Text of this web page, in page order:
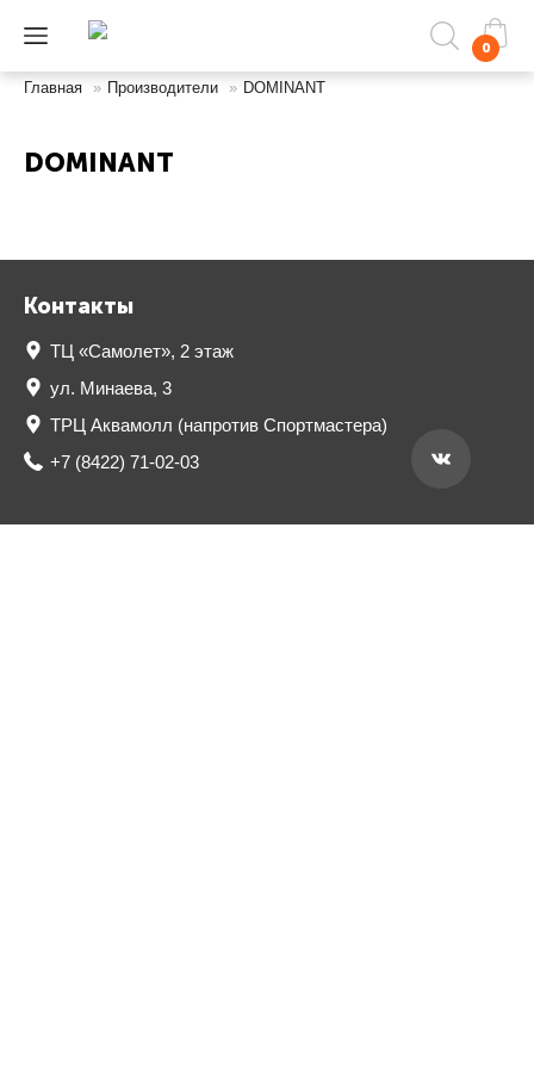
0
Главная » Производители » DOMINANT
DOMINANT
Контакты
ТЦ «Самолет», 2 этаж
ул. Минаева, 3
ТРЦ Аквамолл (напротив Спортмастера)
+7 (8422) 71-02-03